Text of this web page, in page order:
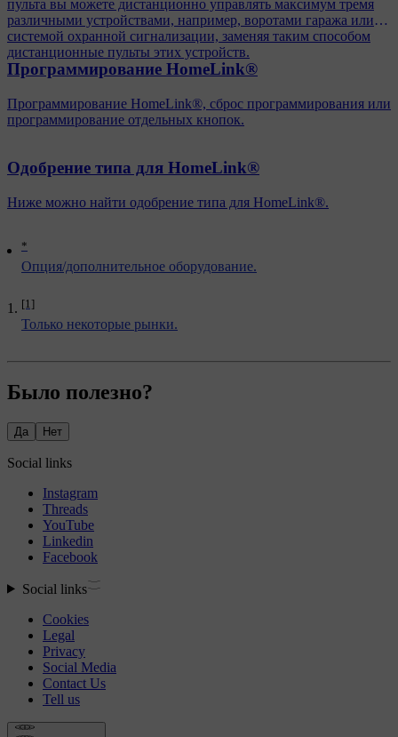
*
Опция/дополнительное оборудование.
[1]
Только некоторые рынки.
пульта вы можете дистанционно управлять максимум тремя
различными устройствами, например, воротами гаража или
системой охранной сигнализации, заменяя таким способом
дистанционные пульты этих устройств.
Программирование HomeLink®
Программирование HomeLink®, сброс программирования или
программирование отдельных кнопок.
Одобрение типа для HomeLink®
Ниже можно найти одобрение типа для HomeLink®.
Было полезно?
Да Нет